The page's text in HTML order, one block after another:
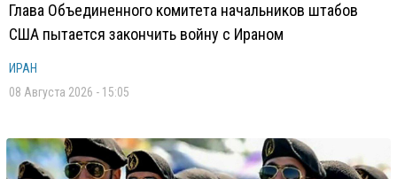
Глава Объединенного комитета начальников штабов
США пытается закончить войну с Ираном
ИРАН
08 Августа 2026 - 15:05